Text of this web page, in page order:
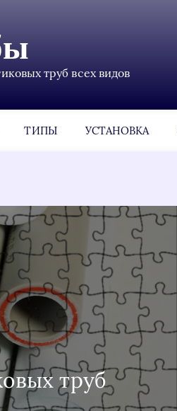
труб всех видов
ТИПЫ УСТАНОВКА
труб